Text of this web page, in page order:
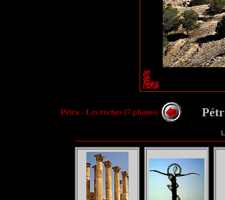
Pétra - Les roches (7 photos)